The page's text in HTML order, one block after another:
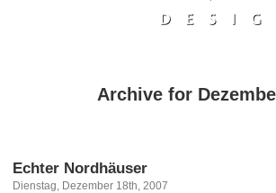
Archive for
Echter Nordhäuser
Dienstag, Dezember 18th, 2007